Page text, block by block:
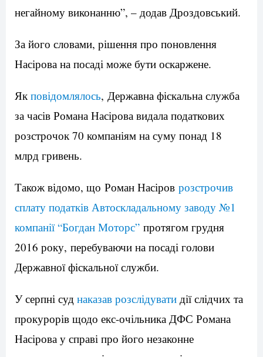
негайному виконанню”, – додав Дроздовський.
За його словами, рішення про поновлення
Насірова на посаді може бути оскаржене.
Якповідомлялось, Державна фіскальна служба
за часів Романа Насірова видала податкових
розстрочок 70 компаніям на суму понад 18
млрд гривень.
Також відомо, що Роман Насіров розстрочив
сплату податків Автоскладальному заводу №1
компанії “Богдан Моторс” протягом грудня
2016 року, перебуваючи на посаді голови
Державної фіскальної служби.
У серпні суд наказав розслідувати дії слідчих та
прокурорів щодо екс-очільника ДФС Романа
Насірова у справі про його незаконне